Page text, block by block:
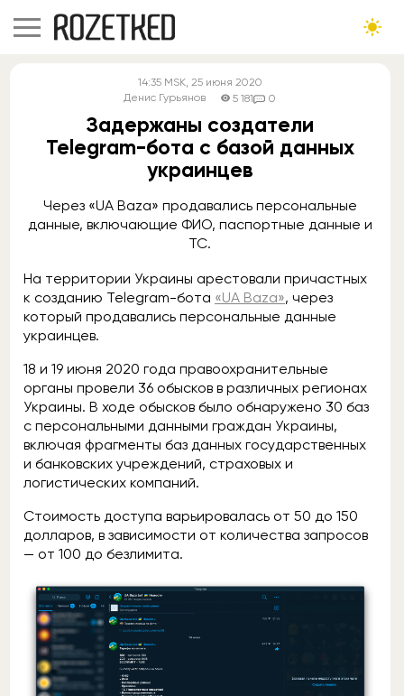
14:35 MSK, 25 июня 2020
Денис Гурьянов
5 181 0
Задержаны создатели
Telegram-бота с базой данных
украинцев
Через «UA Baza» продавались персональные
данные, включающие ФИО, паспортные данные и
ТС.
На территории Украины арестовали причастных
к созданию Telegram-бота «UA Baza», через
который продавались персональные данные
украинцев.
18 и 19 июня 2020 года правоохранительные
органы провели 36 обысков в различных регионах
Украины. В ходе обысков было обнаружено 30 баз
с персональными данными граждан Украины,
включая фрагменты баз данных государственных
и банковских учреждений, страховых и
логистических компаний.
Стоимость доступа варьировалась от 50 до 150
долларов, в зависимости от количества запросов
— от 100 до безлимита.